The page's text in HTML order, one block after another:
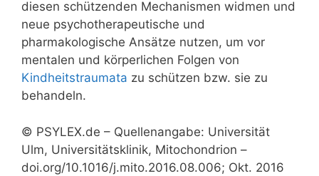
diesen schützenden Mechanismen widmen und
neue psychotherapeutische und
pharmakologische Ansätze nutzen, um vor
mentalen und körperlichen Folgen von
Kindheitstraumata zu schützen bzw. sie zu
behandeln.
© PSYLEX.de – Quellenangabe: Universität
Ulm, Universitätsklinik, Mitochondrion –
doi.org/10.1016/j.mito.2016.08.006; Okt. 2016